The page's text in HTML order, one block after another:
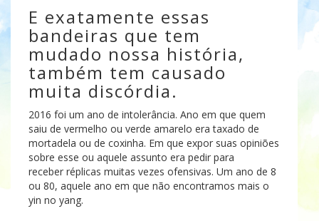
E exatamente essas
bandeiras que tem
mudado nossa história,
também tem causado
muita discórdia.
2016 foi um ano de intolerância. Ano em que quem
saiu de vermelho ou verde amarelo era taxado de
mortadela ou de coxinha. Em que expor suas opiniões
sobre esse ou aquele assunto era pedir para
receber réplicas muitas vezes ofensivas. Um ano de 8
ou 80, aquele ano em que não encontramos mais o
yin no yang.